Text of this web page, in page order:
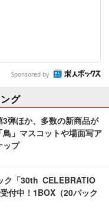
Sponsored by
グ
3弾ほか、多数の新商品が
鳥」マスコットや場面写ア
ップ
ク「30th CELEBRATIO
付中！1BOX（20パック